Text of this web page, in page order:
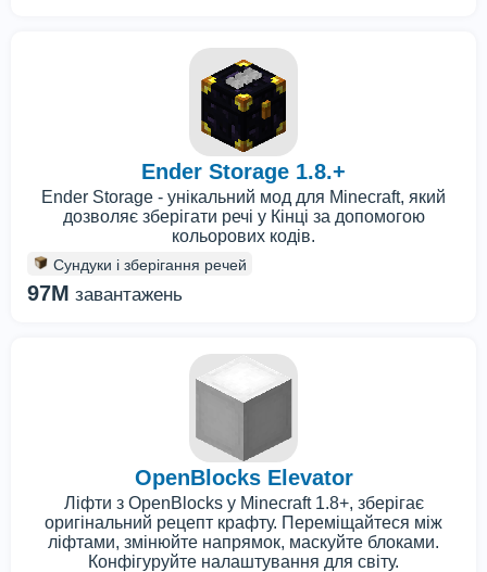
Ender Storage 1.8.+
Ender Storage - унікальний мод для Minecraft, який
дозволяє зберігати речі у Кінці за допомогою
кольорових кодів.
Сундуки і зберігання речей
97M завантажень
OpenBlocks Elevator
Ліфти з OpenBlocks у Minecraft 1.8+, зберігає
оригінальний рецепт крафту. Переміщайтеся між
ліфтами, змінюйте напрямок, маскуйте блоками.
Конфігуруйте налаштування для світу.